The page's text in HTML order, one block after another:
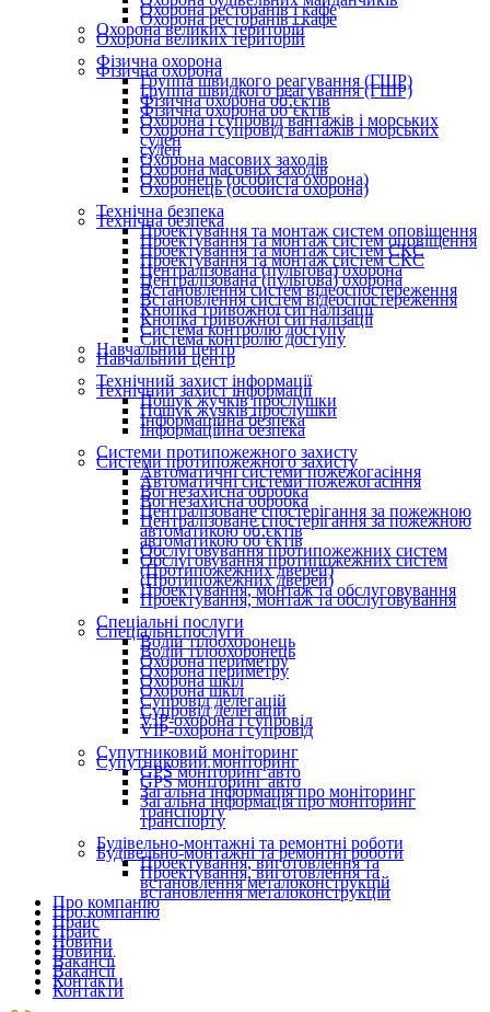
Охорона ресторанів і кафе
Охорона великих територій
Фізична охорона
Группа швидкого реагування (ГШР)
Фізична охорона об’єктів
Охорона і супровід вантажів і морських
суден
Охорона масових заходів
Охоронець (особиста охорона)
Технічна безпека
Проектування та монтаж систем оповіщення
Проектування та монтаж систем СКС
Централізована (пультова) охорона
Встановлення систем відеоспостереження
Кнопка тривожної сигналізації
Система контролю доступу
Навчальний центр
Технічний захист інформації
Пошук жучків прослушки
Інформаційна безпека
Системи протипожежного захисту
Автоматичні системи пожежогасіння
Вогнезахисна обробка
Централізоване спостерігання за пожежною
автоматикою об’єктів
Обслуговування протипожежних систем
(Протипожежних дверей)
Проектування, монтаж та обслуговування
Спеціальні послуги
Водій тілоохоронець
Охорона периметру
Охорона шкіл
Супровід делегацій
VIP-охорона і супровід
Супутниковий моніторинг
GPS моніторинг авто
Загальна інформація про моніторинг
транспорту
Будівельно-монтажні та ремонтні роботи
Проектування, виготовлення та
встановлення металоконструкцій
Про компанію
Прайс
Новини
Вакансії
Контакти
Охорона ресторанів і кафе
Охорона великих територій
Фізична охорона
Группа швидкого реагування (ГШР)
Фізична охорона об’єктів
Охорона і супровід вантажів і морських
суден
Охорона масових заходів
Охоронець (особиста охорона)
Технічна безпека
Проектування та монтаж систем оповіщення
Проектування та монтаж систем СКС
Централізована (пультова) охорона
Встановлення систем відеоспостереження
Кнопка тривожної сигналізації
Система контролю доступу
Навчальний центр
Технічний захист інформації
Пошук жучків прослушки
Інформаційна безпека
Системи протипожежного захисту
Автоматичні системи пожежогасіння
Вогнезахисна обробка
Централізоване спостерігання за пожежною
автоматикою об’єктів
Обслуговування протипожежних систем
(Протипожежних дверей)
Проектування, монтаж та обслуговування
Спеціальні послуги
Водій тілоохоронець
Охорона периметру
Охорона шкіл
Супровід делегацій
VIP-охорона і супровід
Супутниковий моніторинг
GPS моніторинг авто
Загальна інформація про моніторинг
транспорту
Будівельно-монтажні та ремонтні роботи
Проектування, виготовлення та
встановлення металоконструкцій
Про компанію
Прайс
Новини
Вакансії
Контакти